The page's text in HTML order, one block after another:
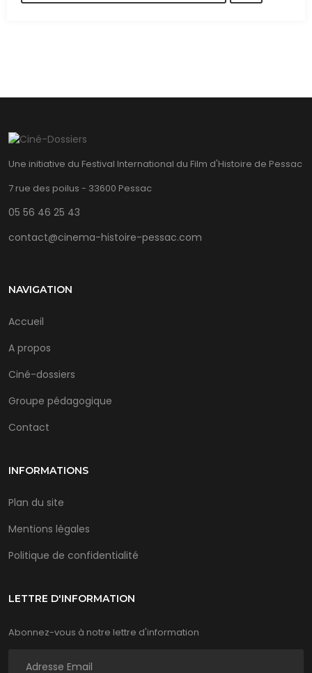
Une initiative du Festival International du Film d'Histoire de Pessac
7 rue des poilus - 33600 Pessac
05 56 46 25 43
contact@cinema-histoire-pessac.com
NAVIGATION
Accueil
A propos
Ciné-dossiers
Groupe pédagogique
Contact
INFORMATIONS
Plan du site
Mentions légales
Politique de confidentialité
LETTRE D'INFORMATION
Abonnez-vous à notre lettre d'information